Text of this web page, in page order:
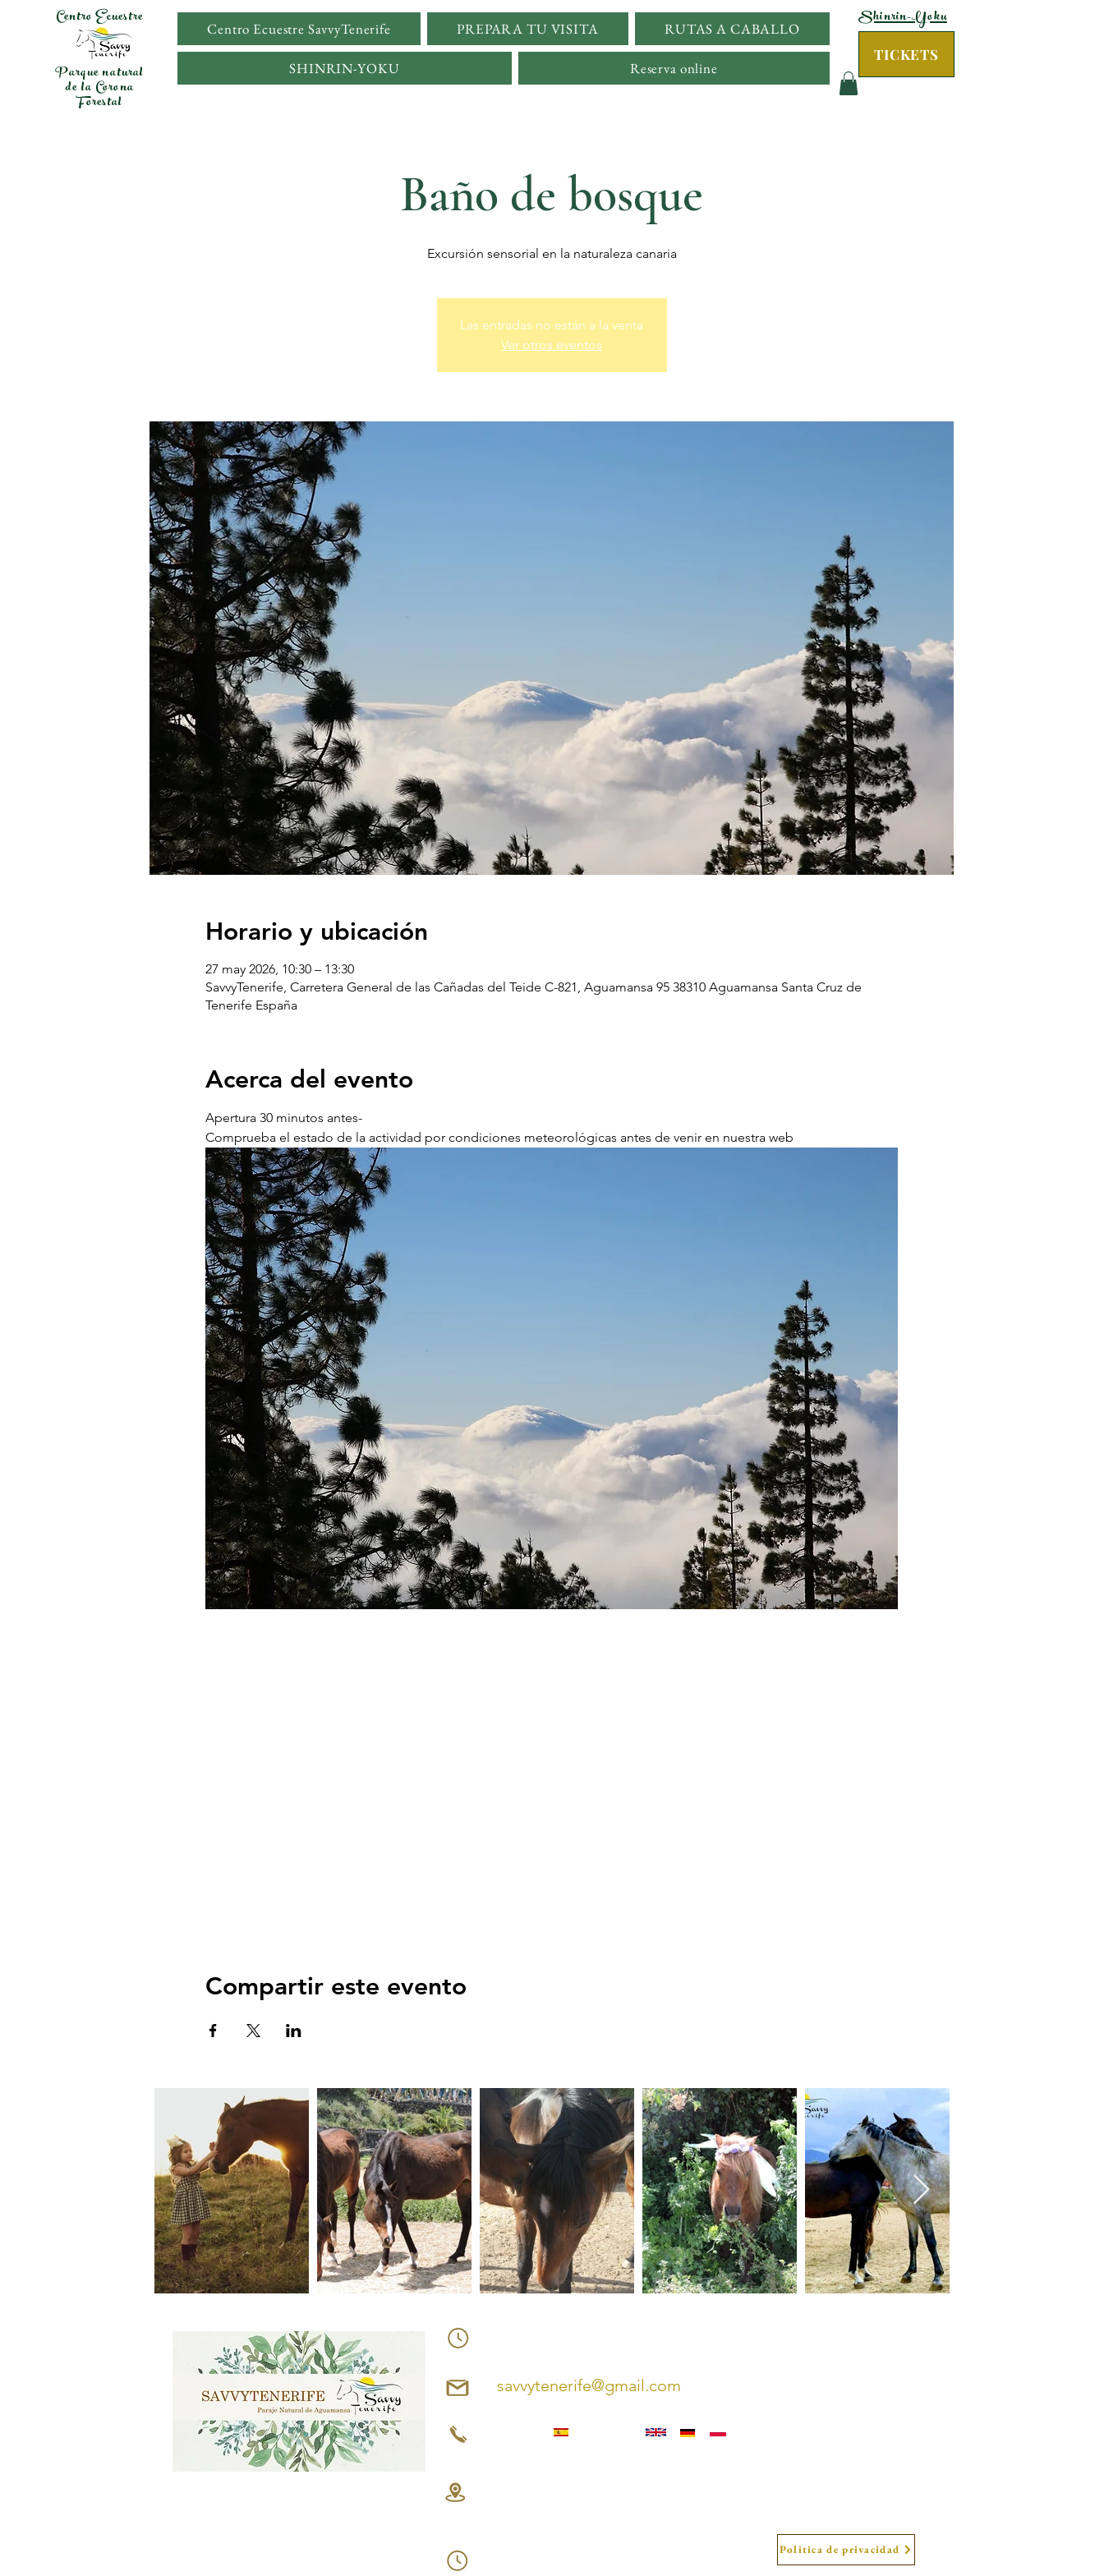
Centro Ecuestre
Parque natural
de la Corona
Forestal
Centro Ecuestre SavvyTenerife PREPARA TU VISITA RUTAS A CABALLO
SHINRIN-YOKU Reserva online
Shinrin-Yoku
TICKETS
Baño de bosque
Excursión sensorial en la naturaleza canaria
Las entradas no están a la venta
Ver otros eventos
Horario y ubicación
27 may 2026, 10:30 – 13:30
SavvyTenerife, Carretera General de las Cañadas del Teide C-821, Aguamansa 95 38310 Aguamansa Santa Cruz de
Tenerife España
Acerca del evento
Apertura 30 minutos antes-
Comprueba el estado de la actividad por condiciones meteorológicas antes de venir en nuestra web
Compartir este evento
savvytenerife@gmail.com
Alicia Paul
Politica de privacidad